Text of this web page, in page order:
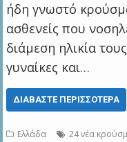
ήδη γνωστό
ασθενείς που
διάμεση ηλικία
γυναίκες και…
ΔΙΑΒΆΣΤΕ ΠΕΡΙΣΣΌΤΕΡΑ
Ελλάδα
24 νέα